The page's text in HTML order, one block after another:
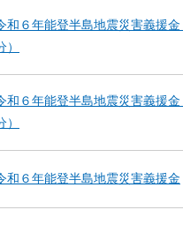
和６年能登半島地震災害義援
）
和６年能登半島地震災害義援
）
和６年能登半島地震災害義援金